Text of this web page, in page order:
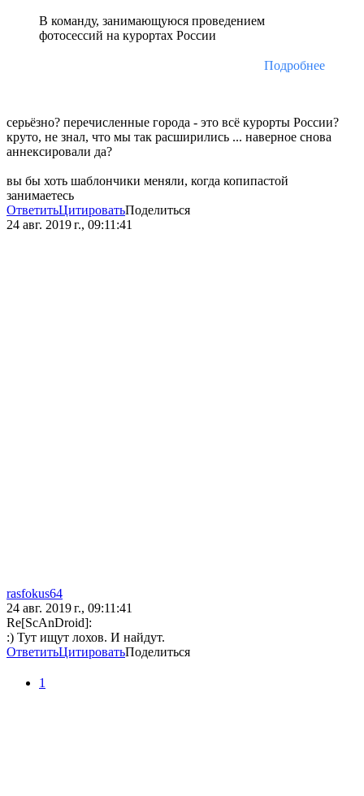
В команду, занимающуюся проведением
фотосессий на курортах России
Подробнее
серьёзно? перечисленные города - это всё курорты России?
круто, не знал, что мы так расширились ... наверное снова
аннексировали да?
вы бы хоть шаблончики меняли, когда копипастой
занимаетесь
ОтветитьЦитироватьПоделиться
24 авг. 2019 г., 09:11:41
rasfokus64
24 авг. 2019 г., 09:11:41
Re[ScAnDroid]:
:) Тут ищут лохов. И найдут.
ОтветитьЦитироватьПоделиться
1